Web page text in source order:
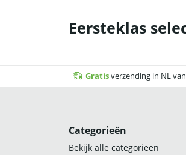
Eersteklas
Gratisverzending in NL
Categorieën
Bekijk alle categorieën